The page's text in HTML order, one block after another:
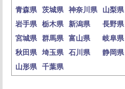
青森県
茨城県 神奈川県 山梨県
岩手県
栃木県 新潟県 長野県
宮城県
群馬県 富山県 岐阜県
秋田県
埼玉県 石川県 静岡県
山形県
千葉県